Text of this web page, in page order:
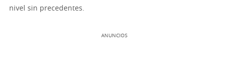
nivel sin precedentes.
ANUNCIOS